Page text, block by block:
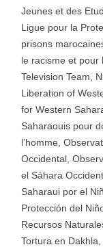
Jeunes et des
Ligue pour la
prisons
le racisme et pour
Television Team,
Liberation of
for Western
Saharaouis pour
l’homme,
Occidental,
el Sáhara
Saharaui por el
Protección del
Recursos
Tortura en